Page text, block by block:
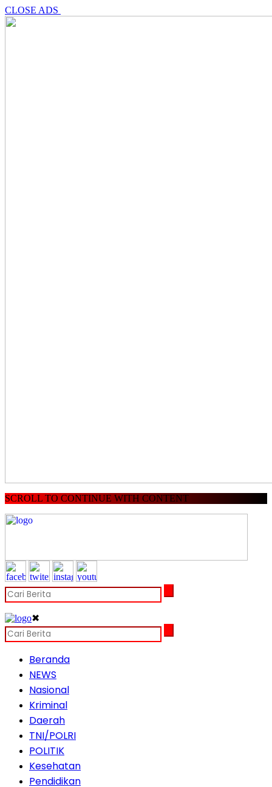
CLOSE ADS
SCROLL TO CONTINUE WITH CONTENT
✖
Beranda
NEWS
Nasional
Kriminal
Daerah
TNI/POLRI
POLITIK
Kesehatan
Pendidikan